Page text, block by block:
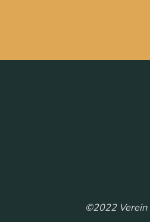
©2022 Verein